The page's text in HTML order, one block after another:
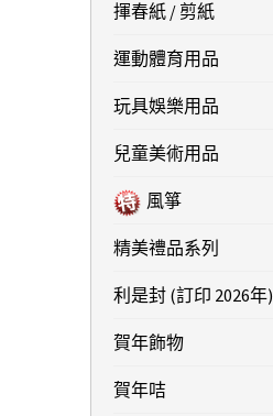
揮春紙 / 剪紙
運動體育用品
玩具娛樂用品
兒童美術用品
風箏
精美禮品系列
利是封 (訂印 2026年)
賀年飾物
賀年咭